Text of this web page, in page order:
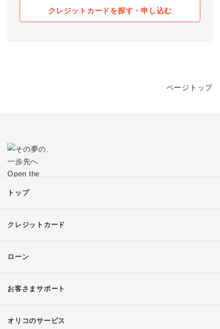
クレジットカードを探す・申し込む
ページトップ
トップ
クレジットカード
ローン
お客さまサポート
オリコのサービス